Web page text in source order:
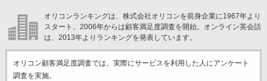
オリコンランキングは、株式会社オリコンを前身企業に1967年より
スタート。2006年からは顧客満足度調査を開始。オンライン英会話
は、2013年よりランキングを発表しています。
オリコン顧客満足度調査では、実際にサービスを利用した 人にアンケート
調査を実施。